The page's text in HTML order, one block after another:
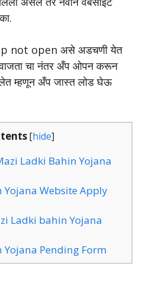
not open असे अडचणी येत
वाजता चा नंतर अँप ओपन करून
म्हणून अँप जास्त लोड घेऊ
[hide]
Ladki Bahin Yojana
Website Apply
Ladki bahin Yojana
Pending Form